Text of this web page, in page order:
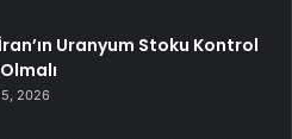
Uranyum Stoku Kontrol
2026